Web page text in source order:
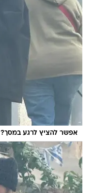
אפשר להציץ לרגע במסך?